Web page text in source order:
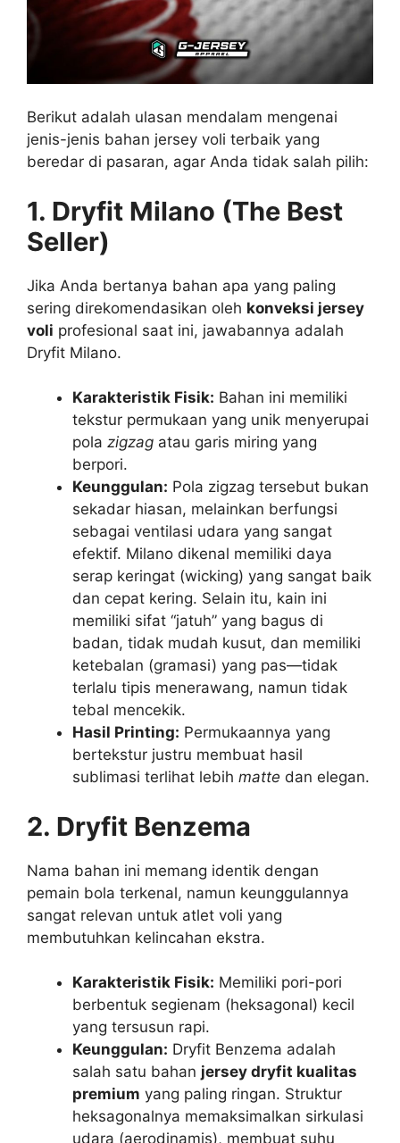
Berikut adalah ulasan mendalam mengenai
jenis-jenis bahan jersey voli terbaik yang
beredar di pasaran, agar Anda tidak salah pilih:
1. Dryfit Milano (The Best
Seller)
Jika Anda bertanya bahan apa yang paling
sering direkomendasikan oleh konveksi jersey
voli profesional saat ini, jawabannya adalah
Dryfit Milano.
Karakteristik Fisik: Bahan ini memiliki
tekstur permukaan yang unik menyerupai
pola zigzag atau garis miring yang
berpori.
Keunggulan: Pola zigzag tersebut bukan
sekadar hiasan, melainkan berfungsi
sebagai ventilasi udara yang sangat
efektif. Milano dikenal memiliki daya
serap keringat (wicking) yang sangat baik
dan cepat kering. Selain itu, kain ini
memiliki sifat “jatuh” yang bagus di
badan, tidak mudah kusut, dan memiliki
ketebalan (gramasi) yang pas—tidak
terlalu tipis menerawang, namun tidak
tebal mencekik.
Hasil Printing: Permukaannya yang
bertekstur justru membuat hasil
sublimasi terlihat lebih matte dan elegan.
2. Dryfit Benzema
Nama bahan ini memang identik dengan
pemain bola terkenal, namun keunggulannya
sangat relevan untuk atlet voli yang
membutuhkan kelincahan ekstra.
Karakteristik Fisik: Memiliki pori-pori
berbentuk segienam (heksagonal) kecil
yang tersusun rapi.
Keunggulan: Dryfit Benzema adalah
salah satu bahan jersey dryfit kualitas
premium yang paling ringan. Struktur
heksagonalnya memaksimalkan sirkulasi
udara (aerodinamis), membuat suhu